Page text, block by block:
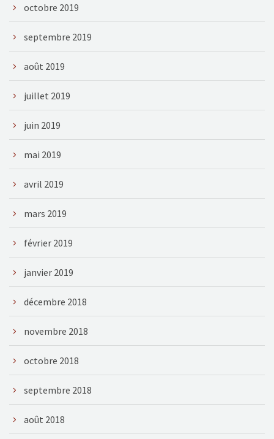
octobre 2019
septembre 2019
août 2019
juillet 2019
juin 2019
mai 2019
avril 2019
mars 2019
février 2019
janvier 2019
décembre 2018
novembre 2018
octobre 2018
septembre 2018
août 2018